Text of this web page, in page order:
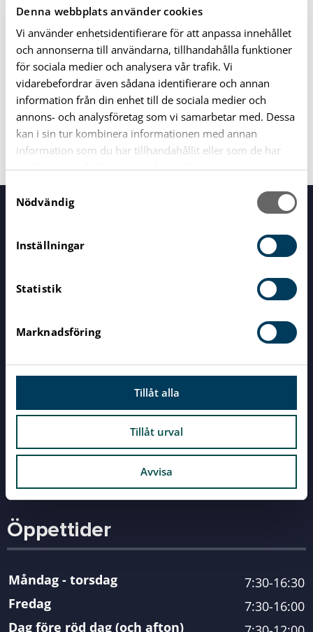
Denna webbplats använder cookies
Vi använder enhetsidentifierare för att anpassa innehållet
och annonserna till användarna, tillhandahålla funktioner
för sociala medier och analysera vår trafik. Vi
vidarebefordrar även sådana identifierare och annan
information från din enhet till de sociala medier och
annons- och analysföretag som vi samarbetar med. Dessa
kan i sin tur kombinera informationen med annan
information som du har tillhandahållit eller som de har
samlat in när du har använt deras tjänster.
S
Nödvändig
Inställningar
Statistik
Marknadsföring
Tillåt alla
Tillåt urval
Avvisa
Protokoll 7 oktober 2021
Protokoll 2 september 2021
Protokoll 2 juni 2021
Protokoll 6 maj 2021
Protokoll 7 april 2021
Protokoll 4 mars 2021
Protokoll 4 februari 2021
info@karlshamn.se
Rådhusgatan 10, 374 81 Karlshamn /
Tillgänglighetsanpassad entré: Kungsgatan
27A
Fakturainformation
Öppettider
Måndag - torsdag
7:30-16:30
Fredag
7:30-16:00
Dag före röd dag (och afton)